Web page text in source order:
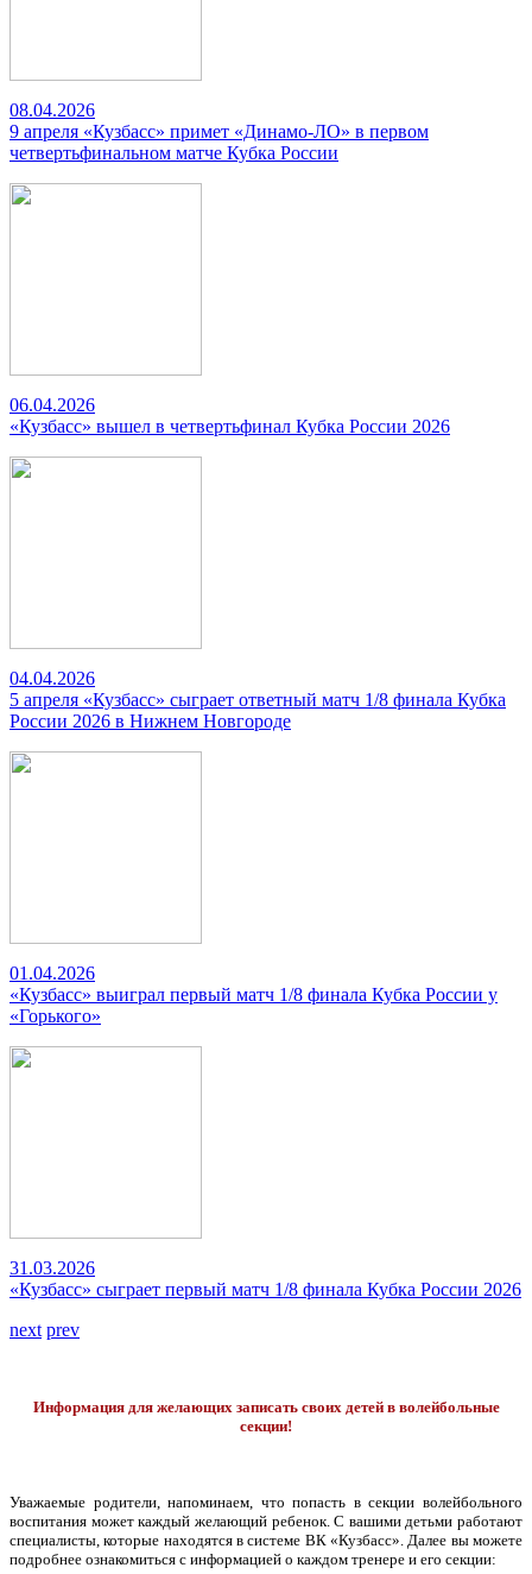
08.04.2026
9 апреля «Кузбасс» примет «Динамо-ЛО» в первом
четвертьфинальном матче Кубка России
06.04.2026
«Кузбасс» вышел в четвертьфинал Кубка России 2026
04.04.2026
5 апреля «Кузбасс» сыграет ответный матч 1/8 финала Кубка
России 2026 в Нижнем Новгороде
01.04.2026
«Кузбасс» выиграл первый матч 1/8 финала Кубка России у
«Горького»
31.03.2026
«Кузбасс» сыграет первый матч 1/8 финала Кубка России 2026
next prev
Информация для желающих записать своих детей в волейбольные
секции!
Уважаемые родители, напоминаем, что попасть в секции волейбольного
воспитания может каждый желающий ребенок. С вашими детьми работают
специалисты, которые находятся в системе ВК «Кузбасс». Далее вы можете
подробнее ознакомиться с информацией о каждом тренере и его секции: